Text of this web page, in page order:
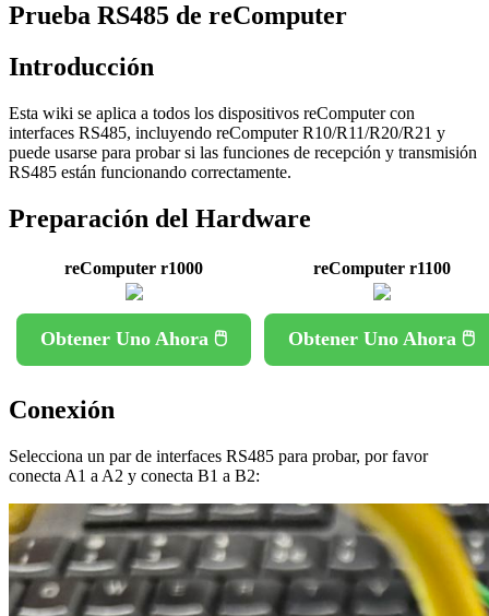
Prueba RS485 de reComputer
Introducción
Esta wiki se aplica a todos los dispositivos reComputer con
interfaces RS485, incluyendo reComputer R10/R11/R20/R21 y
puede usarse para probar si las funciones de recepción y transmisión
RS485 están funcionando correctamente.
Preparación del Hardware
reComputer r1000 reComputer r1100
Obtener Uno Ahora 🖱️ Obtener Uno Ahora 🖱️
Conexión
Selecciona un par de interfaces RS485 para probar, por favor
conecta A1 a A2 y conecta B1 a B2: